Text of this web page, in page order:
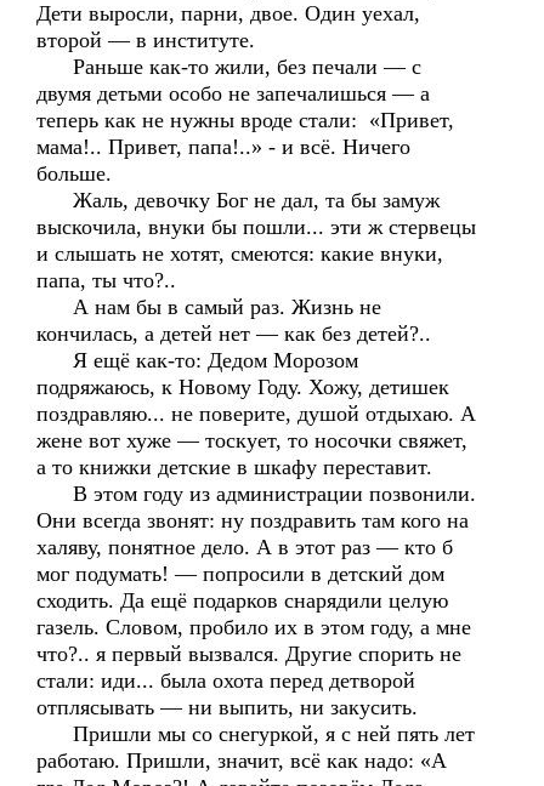
Дети выросли, парни, двое. Один уехал,
второй — в институте.
Раньше как-то жили, без печали — с
двумя детьми особо не запечалишься — а
теперь как не нужны вроде стали: «Привет,
мама!.. Привет, папа!..» - и всё. Ничего
больше.
Жаль, девочку Бог не дал, та бы замуж
выскочила, внуки бы пошли... эти ж стервецы
и слышать не хотят, смеются: какие внуки,
папа, ты что?..
А нам бы в самый раз. Жизнь не
кончилась, а детей нет — как без детей?..
Я ещё как-то: Дедом Морозом
подряжаюсь, к Новому Году. Хожу, детишек
поздравляю... не поверите, душой отдыхаю. А
жене вот хуже — тоскует, то носочки свяжет,
а то книжки детские в шкафу переставит.
В этом году из администрации позвонили.
Они всегда звонят: ну поздравить там кого на
халяву, понятное дело. А в этот раз — кто б
мог подумать! — попросили в детский дом
сходить. Да ещё подарков снарядили целую
газель. Словом, пробило их в этом году, а мне
что?.. я первый вызвался. Другие спорить не
стали: иди... была охота перед детворой
отплясывать — ни выпить, ни закусить.
Пришли мы со снегуркой, я с ней пять лет
работаю. Пришли, значит, всё как надо: «А